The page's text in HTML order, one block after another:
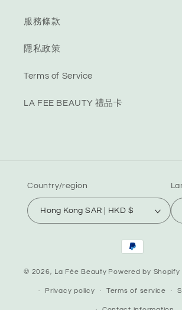
服務條款
隱私政策
Terms of Service
LA FEE BEAUTY 禮品卡
Country/region
Hong Kong SAR | HKD $
Payment
methods
© 2026, La Fée Beauty Powered by Shopify
Privacy policy Terms of service